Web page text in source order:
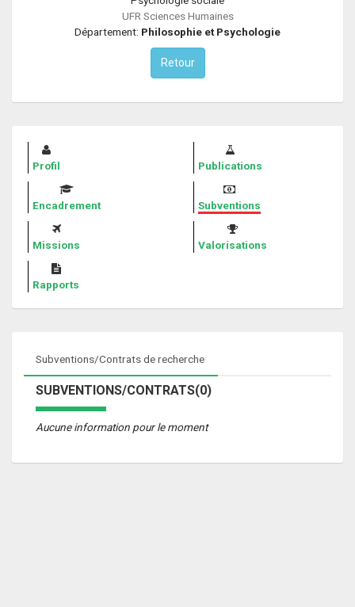
UFR Sciences Humaines
Département: Philosophie et Psychologie
Retour
Profil Publications
Encadrement Subventions
Missions Valorisations
Rapports
Subventions/Contrats de recherche
SUBVENTIONS/CONTRATS(0)
Aucune information pour le moment